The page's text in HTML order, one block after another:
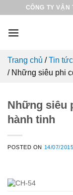
content
CÔNG TY
Trang chủ /Tin
/ Những siêu phi
Những siêu
hành tinh
POSTED ON 14/07/2015